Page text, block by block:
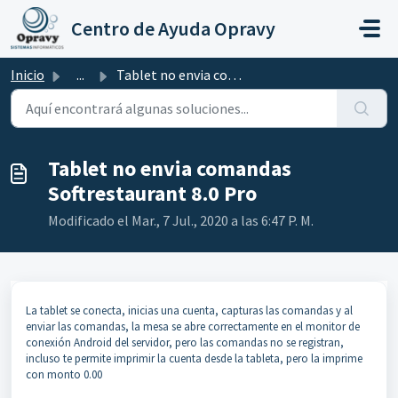
Ir al contenido principal
Centro de Ayuda Opravy
Inicio ... Tablet no envia comandas Softrestaurant 8.0 Pro
Tablet no envia comandas
Softrestaurant 8.0 Pro
Modificado el Mar., 7 Jul., 2020 a las 6:47 P. M.
La tablet se conecta, inicias una cuenta, capturas las comandas y al
enviar las comandas, la mesa se abre correctamente en el monitor de
conexión Android del servidor, pero las comandas no se registran,
incluso te permite imprimir la cuenta desde la tableta, pero la imprime
con monto 0.00